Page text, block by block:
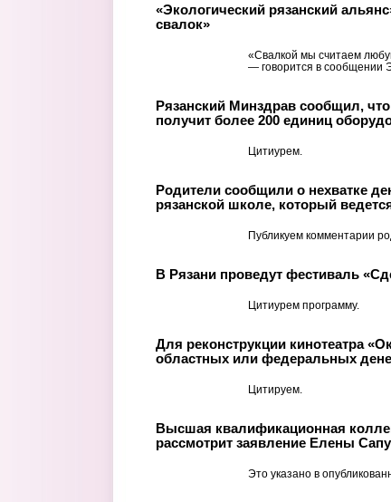
«Экологический рязанский
свалок»
«Свалкой мы считаем
— говорится в сообщении
Рязанский Минздрав сообщил,
получит более 200 единиц
Цитиурем.
Родители сообщили о нехватке
рязанской школе, который
Публикуем комментарии
В Рязани проведут фестиваль
Цитиурем программу.
Для реконструкции кинотеатра
областных или федеральных
Цитируем.
Высшая квалификационная
рассмотрит заявление Елены
Это указано в